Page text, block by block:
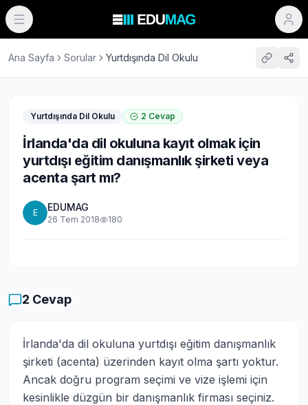
Ana Sayfa Sorular Yurtdışında Dil Okulu
Yurtdışında Dil Okulu 2 Cevap
İrlanda'da dil okuluna kayıt olmak için
yurtdışı eğitim danışmanlık şirketi veya
acenta şart mı?
E EDUMAG
26 Tem 2018 180
2 Cevap
İrlanda'da dil okuluna yurtdışı eğitim danışmanlık
şirketi (acenta) üzerinden kayıt olma şartı yoktur.
Ancak doğru program seçimi ve vize işlemi için
kesinlikle düzgün bir danışmanlık firması seçiniz.